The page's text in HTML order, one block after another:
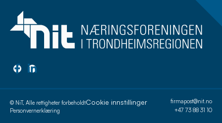
© NiT, Alle rettigheter forbeholdtCookie innstillinger
Personvernerklæring
firmapost@nit.no
+47 73 88 31 10